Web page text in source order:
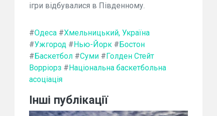
ігри відбувалися в Південному.
#Одеса #Хмельницький, Україна
#Ужгород # Нью-Йорк # Бостон
# Баскетбол #Суми # Голден Стейт
Ворріорз # Національна баскетбольна
асоціація
Інші публікації